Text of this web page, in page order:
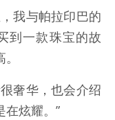
我与帕拉印巴的
到一款珠宝的故
奢华，也会介绍
在炫耀。”